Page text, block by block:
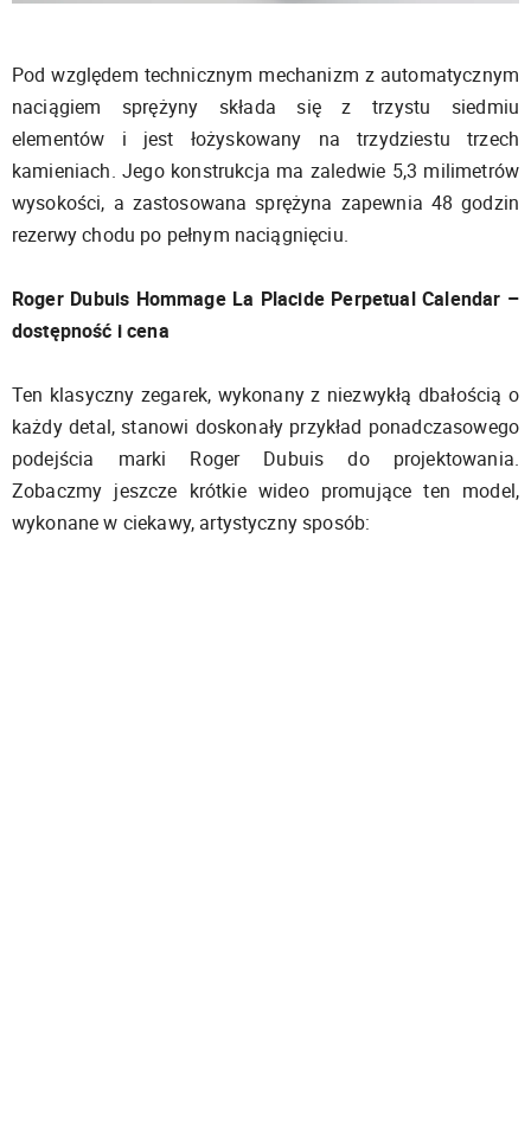
Pod względem technicznym mechanizm z automatycznym
naciągiem sprężyny składa się z trzystu siedmiu
elementów i jest łożyskowany na trzydziestu trzech
kamieniach. Jego konstrukcja ma zaledwie 5,3 milimetrów
wysokości, a zastosowana sprężyna zapewnia 48 godzin
rezerwy chodu po pełnym naciągnięciu.
Roger Dubuis Hommage La Placide Perpetual Calendar –
dostępność i cena
Ten klasyczny zegarek, wykonany z niezwykłą dbałością o
każdy detal, stanowi doskonały przykład ponadczasowego
podejścia marki Roger Dubuis do projektowania.
Zobaczmy jeszcze krótkie wideo promujące ten model,
wykonane w ciekawy, artystyczny sposób: